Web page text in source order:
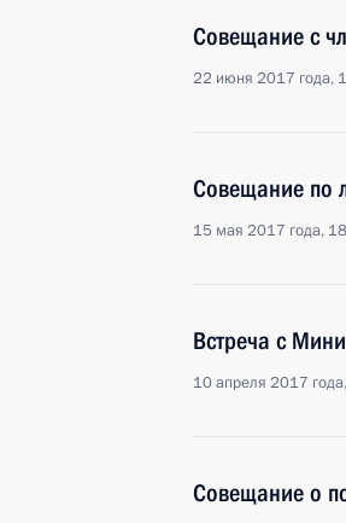
Совещание с
22 июня 2017 года,
Совещание по
15 мая 2017 года,
Встреча с
10 апреля 2017
Совещание о